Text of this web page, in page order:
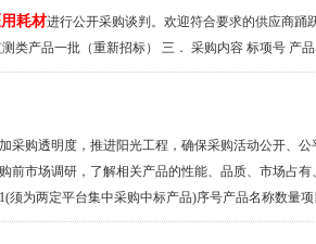
用耗材进行公开采购谈判。欢迎符合要求的供应商踊
类产品一批（重新招标） 三． 采购内容 标项号 产
采购透明度，推进阳光工程，确保采购活动公开、
前市场调研，了解相关产品的性能、品质、市场占
须为两定平台集中采购中标产品)序号产品名称数量